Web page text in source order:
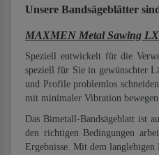
Unsere Bandsägeblätter
MAXMEN Metal Sawing
Speziell entwickelt für die
speziell für Sie in gewünschter
und Profile problemlos
mit minimaler Vibration
Das Bimetall-Bandsägeblatt ist
den richtigen Bedingungen
Ergebnisse. Mit dem langlebigen